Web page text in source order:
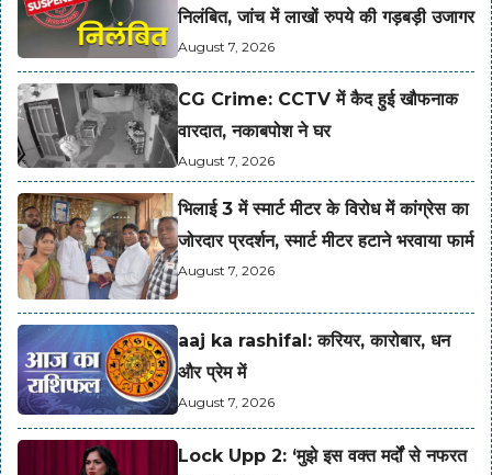
निलंबित, जांच में लाखों रुपये की गड़बड़ी उजागर
August 7, 2026
CG Crime: CCTV में कैद हुई खौफनाक
वारदात, नकाबपोश ने घर
August 7, 2026
भिलाई 3 में स्मार्ट मीटर के विरोध में कांग्रेस का
जोरदार प्रदर्शन, स्मार्ट मीटर हटाने भरवाया फार्म
August 7, 2026
aaj ka rashifal: करियर, कारोबार, धन
और प्रेम में
August 7, 2026
Lock Upp 2: ‘मुझे इस वक्त मर्दों से नफरत